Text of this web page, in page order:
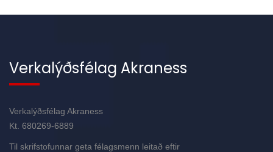
Verkalýðsfélag Akraness
Verkalýðsfélag Akraness
Kt. 680269-6889
Til skrifstofunnar geta félagsmenn leitað eftir